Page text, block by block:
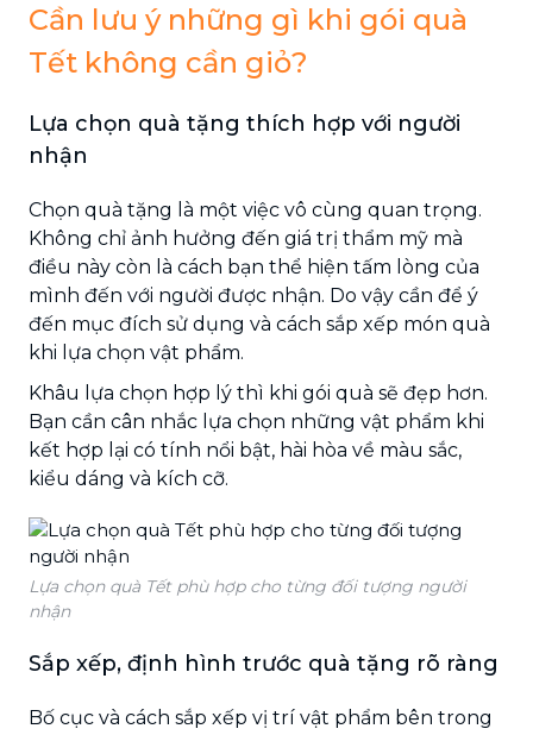
Cần lưu ý những gì khi gói quà
Tết không cần giỏ?
Lựa chọn quà tặng thích hợp với người
nhận
Chọn quà tặng là một việc vô cùng quan trọng.
Không chỉ ảnh hưởng đến giá trị thẩm mỹ mà
điều này còn là cách bạn thể hiện tấm lòng của
mình đến với người được nhận. Do vậy cần để ý
đến mục đích sử dụng và cách sắp xếp món quà
khi lựa chọn vật phẩm.
Khâu lựa chọn hợp lý thì khi gói quà sẽ đẹp hơn.
Bạn cần cân nhắc lựa chọn những vật phẩm khi
kết hợp lại có tính nổi bật, hài hòa về màu sắc,
kiểu dáng và kích cỡ.
Lựa chọn quà Tết phù hợp cho từng đối tượng người
nhận
Sắp xếp, định hình trước quà tặng rõ ràng
Bố cục và cách sắp xếp vị trí vật phẩm bên trong